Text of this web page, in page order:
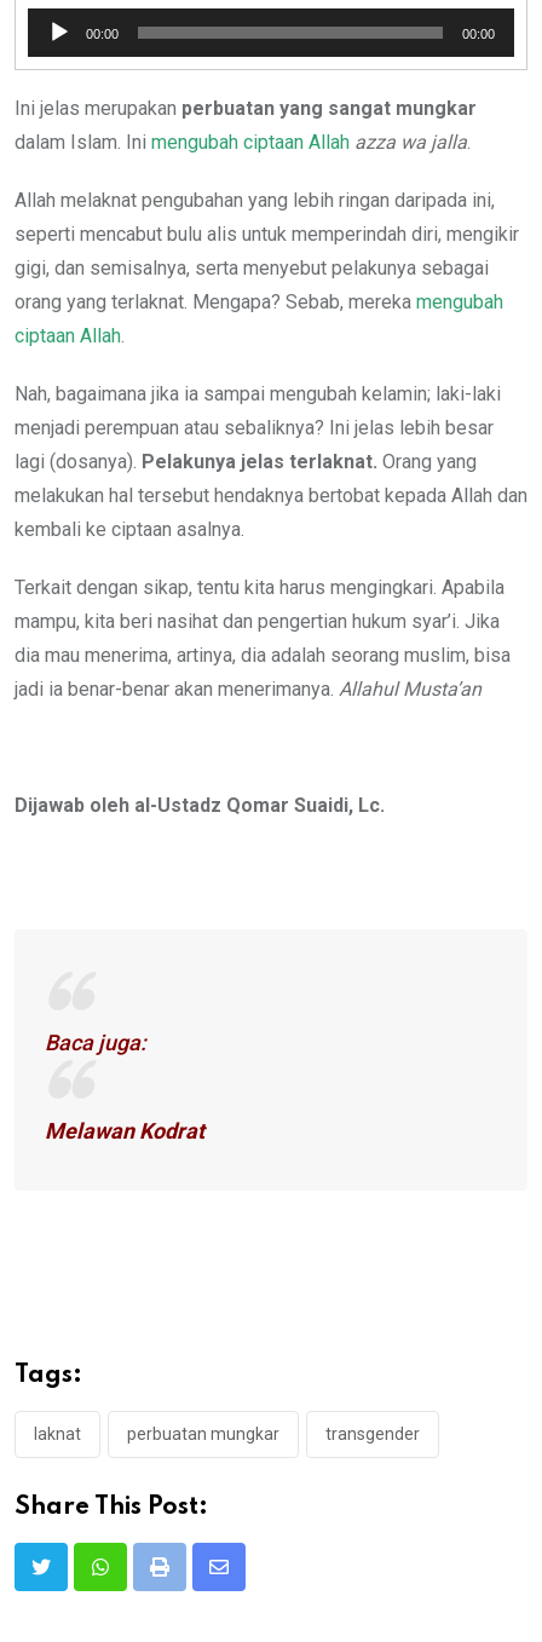
Pemutar
Audio
00:00 00:00
Ini jelas merupakan perbuatan yang sangat mungkar
dalam Islam. Ini mengubah ciptaan Allah azza wa jalla.
Allah melaknat pengubahan yang lebih ringan daripada ini,
seperti mencabut bulu alis untuk memperindah diri, mengikir
gigi, dan semisalnya, serta menyebut pelakunya sebagai
orang yang terlaknat. Mengapa? Sebab, mereka mengubah
ciptaan Allah.
Nah, bagaimana jika ia sampai mengubah kelamin; laki-laki
menjadi perempuan atau sebaliknya? Ini jelas lebih besar
lagi (dosanya). Pelakunya jelas terlaknat. Orang yang
melakukan hal tersebut hendaknya bertobat kepada Allah dan
kembali ke ciptaan asalnya.
Terkait dengan sikap, tentu kita harus mengingkari. Apabila
mampu, kita beri nasihat dan pengertian hukum syar’i. Jika
dia mau menerima, artinya, dia adalah seorang muslim, bisa
jadi ia benar-benar akan menerimanya. Allahul Musta’an
Dijawab oleh al-Ustadz Qomar Suaidi, Lc.
Baca juga:
Melawan Kodrat
Tags:
laknat perbuatan mungkar transgender
Share This Post:
Print
Share